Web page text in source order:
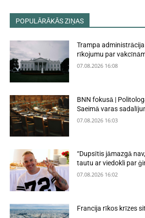
POPULĀRĀKĀS ZIŅAS
Trampa
rīkojumu par
07.08.2026 16:08
BNN fokusā |
Saeimā varas
07.08.2026 16:03
“Dupsītis jāmazgā
tautu ar viedokli par
07.08.2026 16:02
Francija rīkos krīzes